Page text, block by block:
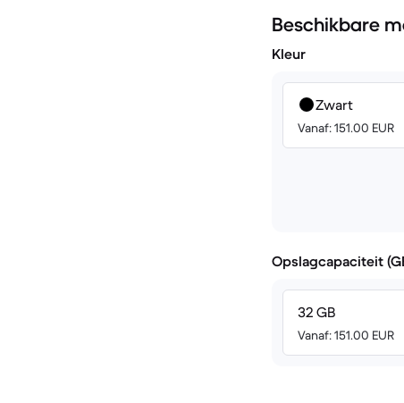
Beschikbare
Kleur
Zwart
Vanaf: 151.00 EUR
Opslagcapaciteit
32 GB
Vanaf: 151.00 EUR